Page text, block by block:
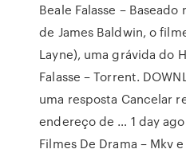
Beale Falasse –
de James Baldwin, o
Layne), uma grávida do
Falasse – Torrent.
uma resposta Cancelar
endereço de … 1 day
Filmes De Drama – Mkv